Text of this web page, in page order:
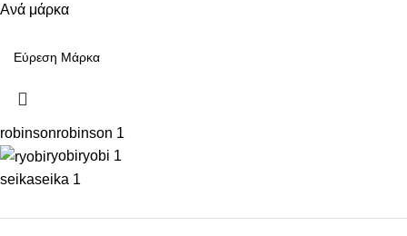
Ανά μάρκα
robinsonrobinson 1
ryobiryobi 1
seikaseika 1